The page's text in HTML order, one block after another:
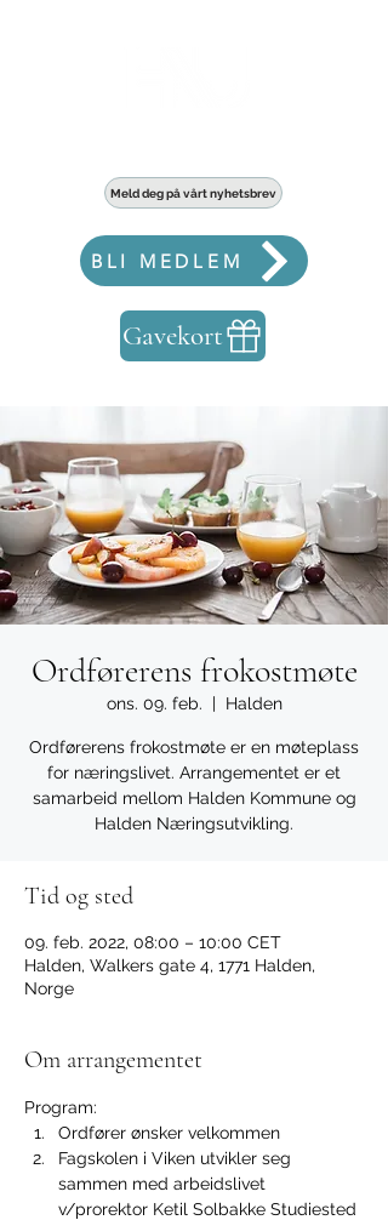
Meld deg på vårt nyhetsbrev
BLI MEDLEM
Gavekort
Ordførerens frokostmøte
ons. 09. feb.
  |
Halden
Ordførerens frokostmøte er en møteplass
for næringslivet. Arrangementet er et
samarbeid mellom Halden Kommune og
Halden Næringsutvikling.
Tid og sted
09. feb. 2022, 08:00 – 10:00 CET
Halden, Walkers gate 4, 1771 Halden,
Norge
Om arrangementet
Program:
Ordfører ønsker velkommen
Fagskolen i Viken utvikler seg
sammen med arbeidslivet
v/prorektor Ketil Solbakke Studiested